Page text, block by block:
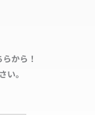
から！
い。